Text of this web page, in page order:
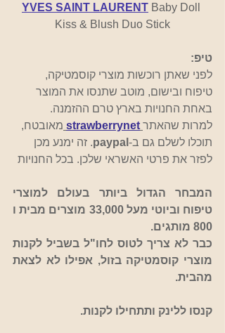
YVES SAINT LAURENT Baby Doll
Kiss & Blush Duo Stick
טיפ:
לפני שאתן רוכשות מוצרי קוסמטיקה,
טיפוח ובישום, מוטב שתנסו את המוצר
באחת החנויות בארץ טרם ההזמנה.
למרות שהאתר strawberrynet מאובטח,
תוכלו לשלם גם ב- paypal. זה ימנע מכן
לפזר את פרטי האשראי שלכן. בכל החנויות
800 מותגים.
מהבית.
קנסו ללינק ותתחילו לקנות.